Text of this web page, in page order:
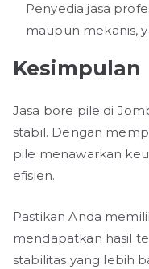
Penyedia jasa
maupun mekanis,
Kesimpulan
Jasa bore pile di
stabil. Dengan
pile menawarkan
efisien.
Pastikan Anda
mendapatkan hasil
stabilitas yang lebih